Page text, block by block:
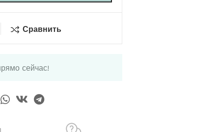
Сравнить
сейчас!